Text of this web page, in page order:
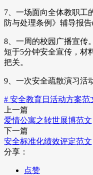
7、一场面向全体教职工
防与处理条例》辅导报
8、一周的校园广播宣传
短于5分钟安全宣传，材
把关。
9、一次安全疏散演习活
# 安全教育日活动方案范
上一篇
爱情公寓之转世展博范文
下一篇
安全标准化绩效评定范文
分享：
点赞